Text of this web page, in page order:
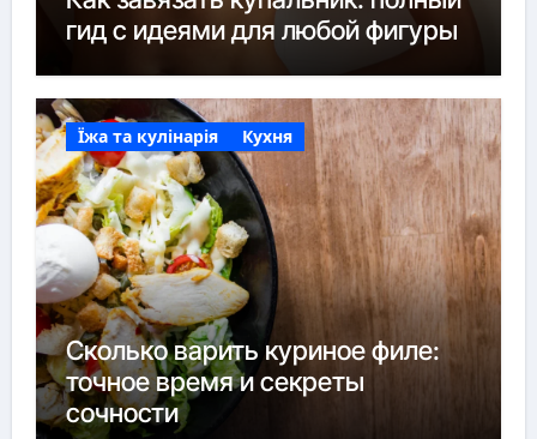
гид с идеями для любой фигуры
Їжа та кулінарія Кухня
Сколько варить куриное филе:
точное время и секреты
сочности